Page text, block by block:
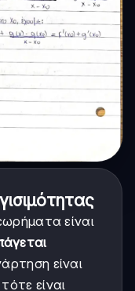
είναι
είναι
είναι